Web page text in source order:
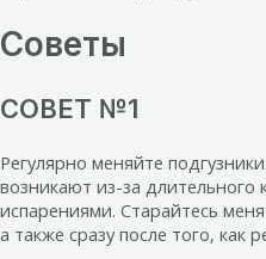
Советы
СОВЕТ №1
Регулярно меняйте
возникают из-за длительного
испарениями. Старайтесь
а также сразу после того, как